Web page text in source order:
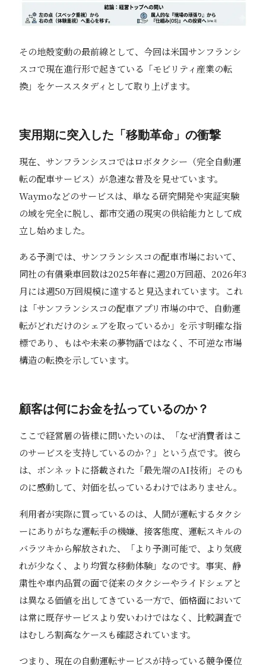
その地殻変動の最前線として、今回は米国サンフランシ
スコで現在進行形で起きている「モビリティ産業の転
換」をケーススタディとして取り上げます。
実用期に突入した「移動革命」の衝撃
現在、サンフランシスコではロボタクシー（完全自動運
転の配車サービス）が急速な普及を見せています。
Waymoなどのサービスは、単なる研究開発や実証実験
の域を完全に脱し、都市交通の現実の供給能力として成
立し始めました。
ある予測では、サンフランシスコの配車市場において、
同社の有償乗車回数は2025年春に週20万回超、2026年3
月には週50万回規模に達すると見込まれています。これ
は「サンフランシスコの配車アプリ市場の中で、自動運
転がどれだけのシェアを取っているか」を示す明確な指
標であり、もはや未来の夢物語ではなく、不可逆な市場
構造の転換を示しています。
顧客は何にお金を払っているのか？
ここで経営層の皆様に問いたいのは、「なぜ消費者はこ
のサービスを支持しているのか？」という点です。彼ら
は、ボンネットに搭載された「最先端のAI技術」そのも
のに感動して、対価を払っているわけではありません。
利用者が実際に買っているのは、人間が運転するタクシ
ーにありがちな運転手の機嫌、接客態度、運転スキルの
バラツキから解放された、「より予測可能で、より気疲
れが少なく、より均質な移動体験」なのです。事実、静
粛性や車内品質の面で従来のタクシーやライドシェアと
は異なる価値を出してきている一方で、価格面において
は常に既存サービスより安いわけではなく、比較調査で
はむしろ割高なケースも確認されています。
つまり、現在の自動運転サービスが持っている競争優位